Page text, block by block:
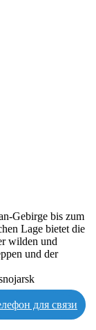
Gebirge bis zum
Lage bietet die
wilden und
und der